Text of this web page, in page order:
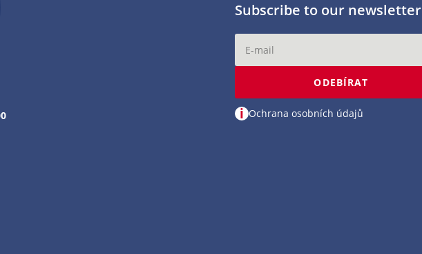
Subscribe to our newsletter
ODEBÍRAT
i Ochrana osobních údajů